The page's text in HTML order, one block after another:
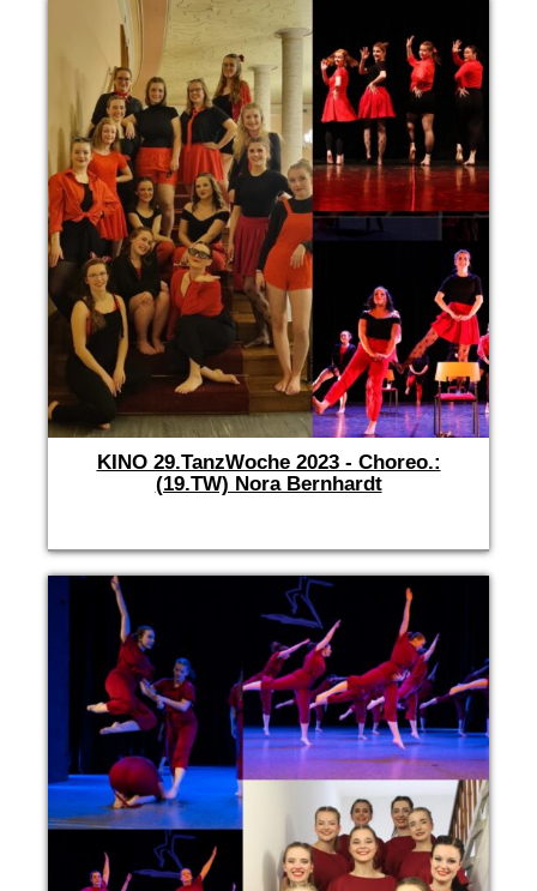
KINO 29.TanzWoche 2023 - Choreo.:
(19.TW) Nora Bernhardt